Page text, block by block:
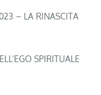
– LA RINASCITA
SPIRITUALE